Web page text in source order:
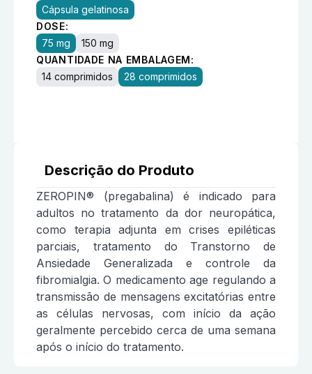
Cápsula gelatinosa
DOSE:
75 mg
150 mg
QUANTIDADE NA EMBALAGEM:
14 comprimidos
28 comprimidos
Descrição do Produto
ZEROPIN® (pregabalina) é indicado para
adultos no tratamento da dor neuropática,
como terapia adjunta em crises epiléticas
parciais, tratamento do Transtorno de
Ansiedade Generalizada e controle da
fibromialgia. O medicamento age regulando a
transmissão de mensagens excitatórias entre
as células nervosas, com início da ação
geralmente percebido cerca de uma semana
após o início do tratamento.